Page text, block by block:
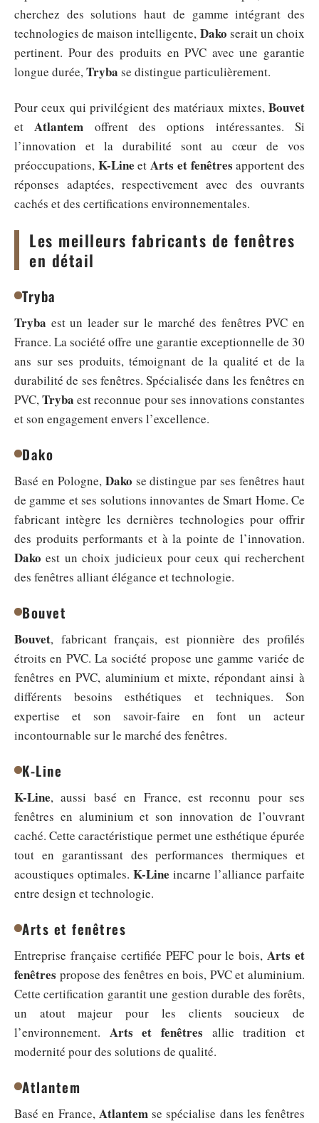
cherchez des solutions haut de gamme intégrant des
technologies de maison intelligente, Dako serait un choix
pertinent. Pour des produits en PVC avec une garantie
longue durée,Tryba se distingue particulièrement.
Pour ceux qui privilégient des matériaux mixtes, Bouvet
et Atlantem offrent des options intéressantes. Si
l’innovation et la durabilité sont au cœur de vos
préoccupations, K-Line et Arts et fenêtres apportent des
réponses adaptées, respectivement avec des ouvrants
cachés et des certifications environnementales.
Les meilleurs fabricants de fenêtres
en détail
Tryba
Tryba est un leader sur le marché des fenêtres PVC en
France. La société offre une garantie exceptionnelle de 30
ans sur ses produits, témoignant de la qualité et de la
durabilité de ses fenêtres. Spécialisée dans les fenêtres en
PVC,Tryba est reconnue pour ses innovations constantes
et son engagement envers l’excellence.
Dako
Basé en Pologne, Dako se distingue par ses fenêtres haut
de gamme et ses solutions innovantes de Smart Home. Ce
fabricant intègre les dernières technologies pour offrir
des produits performants et à la pointe de l’innovation.
Dako est un choix judicieux pour ceux qui recherchent
des fenêtres alliant élégance et technologie.
Bouvet
Bouvet, fabricant français, est pionnière des profilés
étroits en PVC. La société propose une gamme variée de
fenêtres en PVC, aluminium et mixte, répondant ainsi à
différents besoins esthétiques et techniques. Son
expertise et son savoir-faire en font un acteur
incontournable sur le marché des fenêtres.
K-Line
K-Line, aussi basé en France, est reconnu pour ses
fenêtres en aluminium et son innovation de l’ouvrant
caché. Cette caractéristique permet une esthétique épurée
tout en garantissant des performances thermiques et
acoustiques optimales. K-Line incarne l’alliance parfaite
entre design et technologie.
Arts et fenêtres
Entreprise française certifiée PEFC pour le bois, Arts et
fenêtres propose des fenêtres en bois, PVC et aluminium.
Cette certification garantit une gestion durable des forêts,
un atout majeur pour les clients soucieux de
l’environnement. Arts et fenêtres allie tradition et
modernité pour des solutions de qualité.
Atlantem
Basé en France, Atlantem se spécialise dans les fenêtres